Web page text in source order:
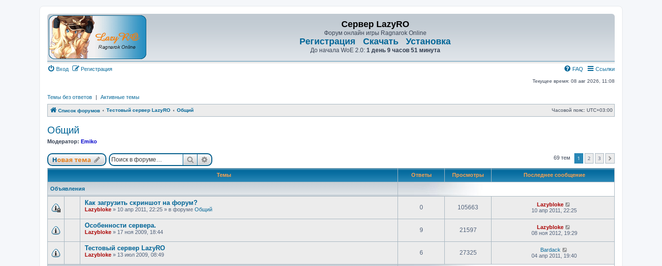
Сервер LazyRO
Форум онлайн игры Ragnarok Online
Регистрация Скачать Установка
До начала WoE 2.0: 1 день 9 часов 51 минута
Вход Регистрация Ссылки
FAQ
Текущее время: 08 авг 2026, 11:08
Темы без ответов | Активные темы
Список форумов Тестовый сервер LazyRO Общий Часовой пояс: UTC+03:00
Общий
Модератор: Emiko
Новая тема ПоискРасширенный поиск 69 тем 1 2 3
Темы Ответы Просмотры Последнее сообщение
Объявления
Как загрузить скриншот на форум?
Lazybloke » 10 апр 2011, 22:25 » в форуме Общий 0 105663
Lazybloke
10 апр 2011, 22:25
Особенности сервера.
Lazybloke » 17 ноя 2009, 18:44 9 21597
Lazybloke
08 ноя 2012, 19:29
Тестовый сервер LazyRO
Lazybloke » 13 июл 2009, 08:49 6 27325
Bardack
04 апр 2011, 19:40